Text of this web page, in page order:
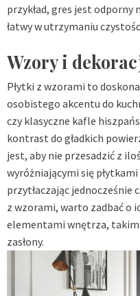
przykład, gres jest odporny
łatwy w utrzymaniu
Wzory i
Płytki z wzorami to
osobistego akcentu do
czy klasyczne kafle
kontrast do gładkich
jest, aby nie przesadzić z
wyróżniającymi się płytkami
przytłaczając jednocześnie
z wzorami, warto zadbać o
elementami wnętrza, takimi
zasłony.